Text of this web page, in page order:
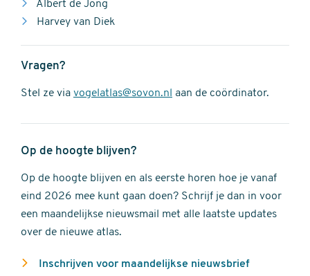
Albert de Jong
Harvey van Diek
Vragen?
Stel ze via vogelatlas@sovon.nl aan de coördinator.
Op de hoogte blijven?
Op de hoogte blijven en als eerste horen hoe je vanaf
eind 2026 mee kunt gaan doen? Schrijf je dan in voor
een maandelijkse nieuwsmail met alle laatste updates
over de nieuwe atlas.
Inschrijven voor maandelijkse nieuwsbrief